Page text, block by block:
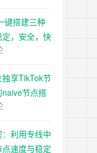
键搭建三种
，安全，快
TiKTok独
享TikTok节
节点搭
利用专线中
速度与稳定